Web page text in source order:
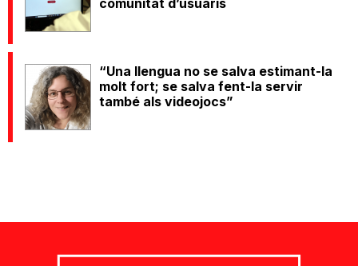
comunitat d’usuaris
“Una llengua no se salva estimant-la
molt fort; se salva fent-la servir
també als videojocs”